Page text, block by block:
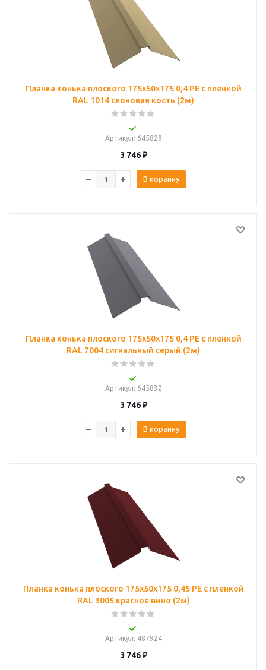
Планка конька плоского 175х50х175 0,4 PE с пленкой
RAL 1014 слоновая кость (2м)
Артикул: 645828
3 746₽
В корзину
Планка конька плоского 175х50х175 0,4 PE с пленкой
RAL 7004 сигнальный серый (2м)
Артикул: 645832
3 746₽
В корзину
Планка конька плоского 175х50х175 0,45 PE с пленкой
RAL 3005 красное вино (2м)
Артикул: 487924
3 746₽